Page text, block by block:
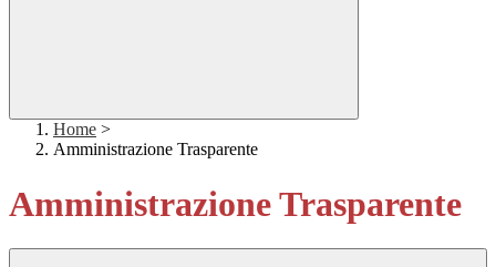
Home >
Amministrazione Trasparente
Amministrazione Trasparente